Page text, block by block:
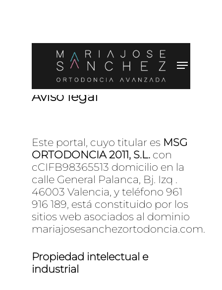
Aviso legal
Este portal, cuyo titular es MSG
ORTODONCIA 2011, S.L. con
cCIFB98365513 domicilio en la
calle General Palanca, Bj. Izq .
46003 Valencia, y teléfono 961
916 189, está constituido por los
sitios web asociados al dominio
mariajosesanchezortodoncia.com.
Propiedad intelectual e
industrial